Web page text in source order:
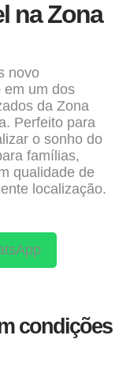
na Zona
novo
em um dos
da Zona
Perfeito para
o sonho do
famílias,
qualidade de
localização.
condições